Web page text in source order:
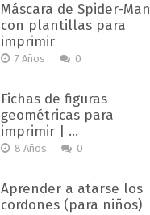
Máscara de Spider-Man
con plantillas para
imprimir
7 Años 0
Fichas de figuras
geométricas para
imprimir | …
8 Años 0
Aprender a atarse los
cordones (para niños)